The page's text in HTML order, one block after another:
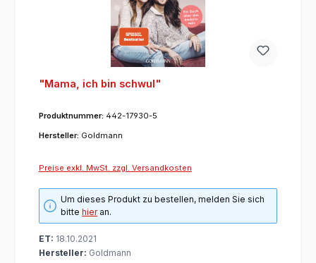
"Mama, ich bin schwul"
Produktnummer: 442-17930-5
Hersteller: Goldmann
Preise exkl. MwSt. zzgl. Versandkosten
Um dieses Produkt zu bestellen, melden Sie sich
bittehieran.
ET: 18.10.2021
Hersteller: Goldmann